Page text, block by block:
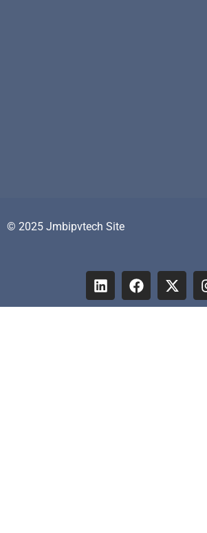
© 2025 Jmbipvtech Site